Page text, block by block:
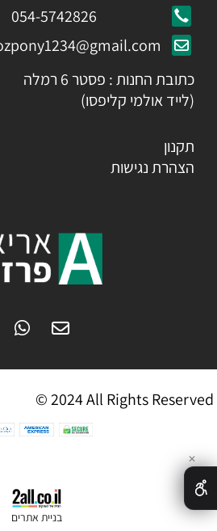
054-5742826
כתובת החנות : פסטר 6 רמלה
(לייד אולמי קליפסו)
תקנון
הצהרת נגישות
© 2024 All Rights Reserved
בניית אתרים
✕